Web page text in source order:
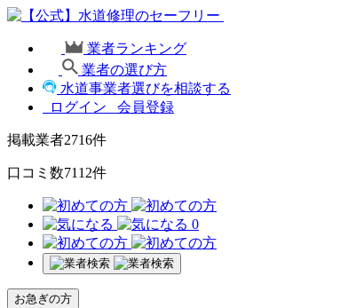
業者ランキング
業者の選び方
水道事業者選びを相談する
ログイン
会員登録
掲載業者2716件
口コミ数7112件
0
お急ぎの方